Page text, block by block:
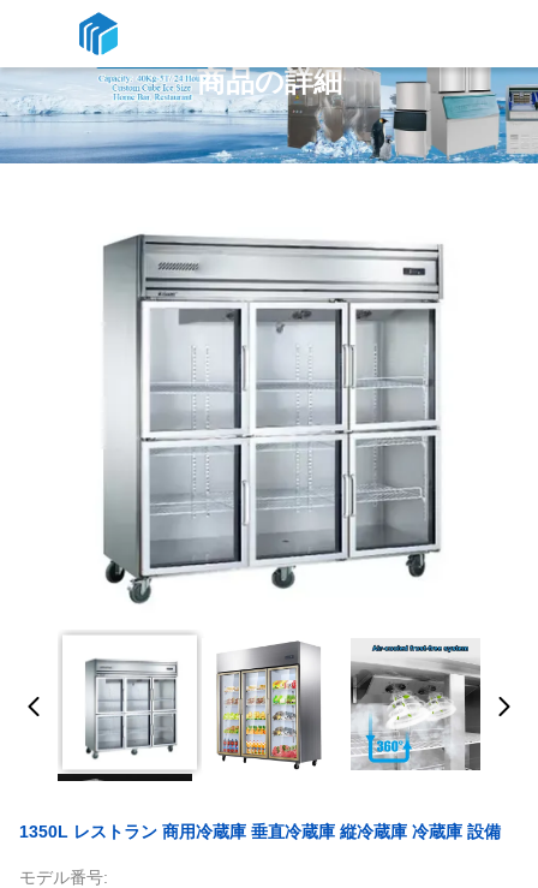
商品の詳細
1350L レストラン 商用冷蔵庫 垂直冷蔵庫 縦冷蔵庫 冷蔵庫 設備
モデル番号: